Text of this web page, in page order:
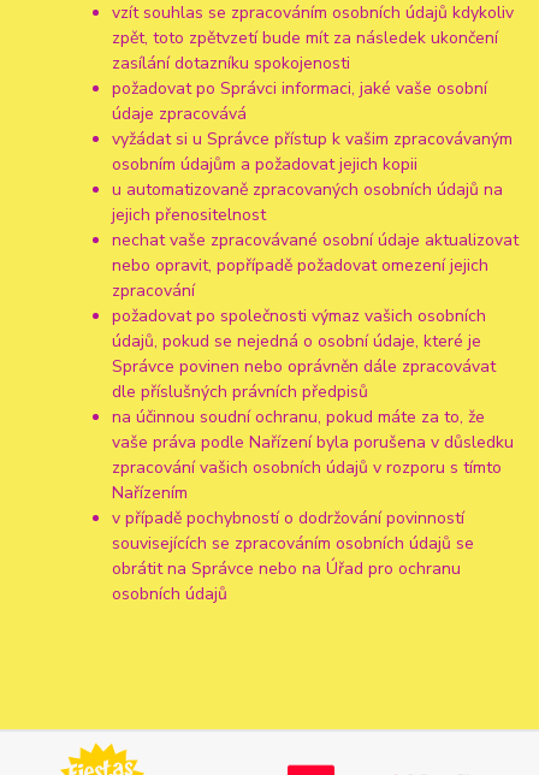
vzít souhlas se zpracováním osobních údajů kdykoliv
zpět, toto zpětvzetí bude mít za následek ukončení
zasílání dotazníku spokojenosti
požadovat po Správci informaci, jaké vaše osobní
údaje zpracovává
vyžádat si u Správce přístup k vašim zpracovávaným
osobním údajům a požadovat jejich kopii
u automatizovaně zpracovaných osobních údajů na
jejich přenositelnost
nechat vaše zpracovávané osobní údaje aktualizovat
nebo opravit, popřípadě požadovat omezení jejich
zpracování
požadovat po společnosti výmaz vašich osobních
údajů, pokud se nejedná o osobní údaje, které je
Správce povinen nebo oprávněn dále zpracovávat
dle příslušných právních předpisů
na účinnou soudní ochranu, pokud máte za to, že
vaše práva podle Nařízení byla porušena v důsledku
zpracování vašich osobních údajů v rozporu s tímto
Nařízením
v případě pochybností o dodržování povinností
souvisejících se zpracováním osobních údajů se
obrátit na Správce nebo na Úřad pro ochranu
osobních údajů